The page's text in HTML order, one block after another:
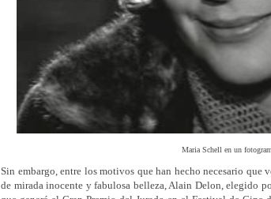
Maria Schell en un
Sin embargo, entre los motivos que han hecho necesario que
de mirada inocente y fabulosa belleza, Alain Delon, elegido